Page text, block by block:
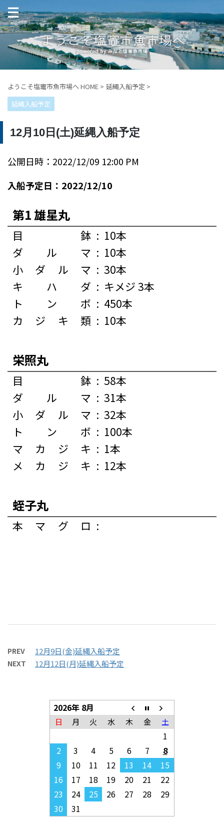
ようこそ塩竈市魚市場へ HOME > 延縄入船予定 >
延縄入船予定
12月10日(土)延縄入船予定
公開日時：2022/12/09 12:00 PM
入船予定日：2022/12/10
第1 雄星丸
目鉢 : 10本
ダルマ : 10本
小ダルマ : 30本
キハダ : キメジ 3本
トンボ : 450本
カジキ類 : 10本
栄照丸
目鉢 : 58本
ダルマ : 31本
小ダルマ : 32本
トンボ : 100本
マカジキ : 1本
メカジキ : 12本
蛭子丸
本マグロ :
PREV 12月9日(金)延縄入船予定
NEXT 12月12日(月)延縄入船予定
2026年 8月
日 月 火 水 木 金 土
1
2
3 4 5 6 7
8
9
10 11 12 13 14
15
16
17 18 19 20 21
22
23
24 25 26 27 28
29
30
31